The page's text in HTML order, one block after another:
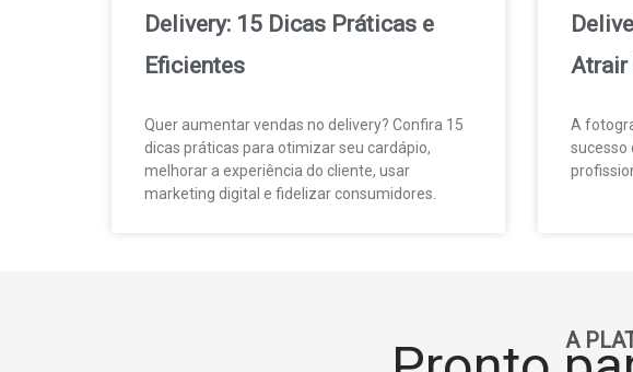
Delivery: 15 Dicas Práticas e
Eficientes
Quer aumentar vendas no delivery? Confira 15
dicas práticas para otimizar seu cardápio,
melhorar a experiência do cliente, usar
marketing digital e fidelizar consumidores.
Atrair
A
sucesso
A